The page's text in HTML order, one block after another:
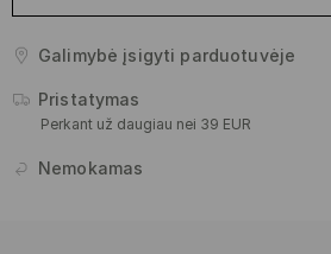
Galimybė įsigyti parduotuvėje
Pristatymas
Perkant už daugiau nei 39 EUR
Nemokamas